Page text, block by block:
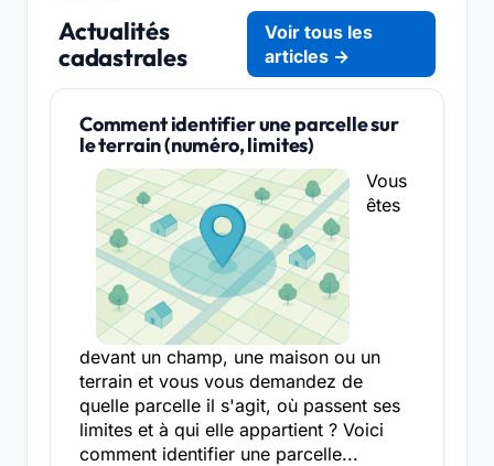
Actualités
cadastrales
Voir tous les
articles →
Comment identifier une parcelle sur
le terrain (numéro, limites)
Vous
êtes
devant un champ, une maison ou un
terrain et vous vous demandez de
quelle parcelle il s'agit, où passent ses
limites et à qui elle appartient ? Voici
comment identifier une parcelle...